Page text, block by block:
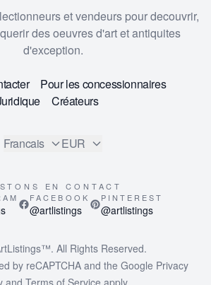
et vendeurs pour decouvrir,
des oeuvres d'art et antiquites
d'exception.
Pour les concessionnaires
Créateurs
Francais EUR
EN CONTACT
FACEBOOK
@artlistings
PINTEREST
@artlistings
. All Rights Reserved.
by reCAPTCHA and the Google Privacy
and Terms of Service apply.